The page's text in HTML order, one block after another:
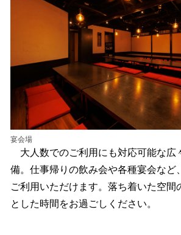
宴会場
大人数でのご利用にも対応可能な広
備。仕事帰りの飲み会や各種宴会など
ご利用いただけます。落ち着いた空間
とした時間をお過ごしください。